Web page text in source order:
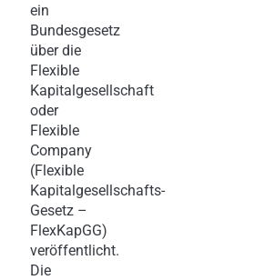
ein
Bundesgesetz
über die
Flexible
Kapitalgesellschaft
oder
Flexible
Company
(Flexible
Kapitalgesellschafts-
Gesetz –
FlexKapGG)
veröffentlicht.
Die